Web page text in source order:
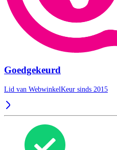
Goedgekeurd
Lid van WebwinkelKeur sinds 2015